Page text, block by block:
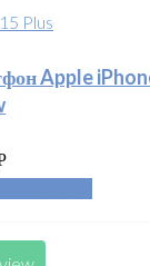
Plus
Apple